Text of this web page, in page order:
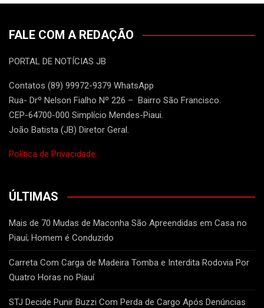
FALE COM A REDAÇÃO
PORTAL DE NOTÍCIAS JB
Contatos (89) 99972-9379 WhatsApp
Rua- Drº Nelson Fialho Nº 226 – Bairro São Francisco.
CEP-64700-000 Simplício Mendes-Piaui.
João Batista (JB) Diretor Geral.
Política de Privacidade.
ÚLTIMAS
Mais de 70 Mudas de Maconha São Apreendidas em Casa no
Piauí; Homem é Conduzido
Carreta Com Carga de Madeira Tomba e Interdita Rodovia Por
Quatro Horas no Piauí
STJ Decide Punir Buzzi Com Perda de Cargo Após Denúncias